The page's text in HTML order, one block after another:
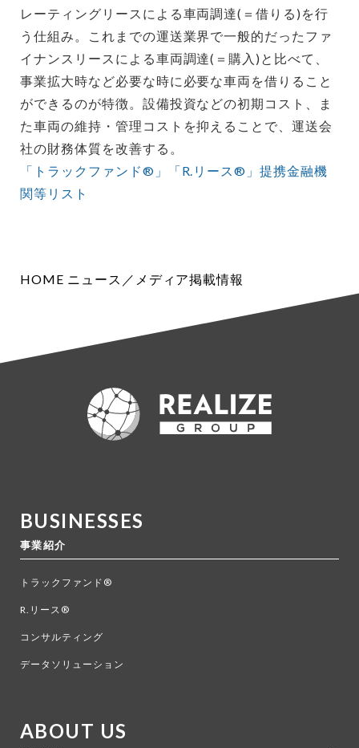
レーティングリースによる車両調達(＝借りる)を行
う仕組み。これまでの運送業界で一般的だったファ
イナンスリースによる車両調達(＝購入)と比べて、
事業拡大時など必要な時に必要な車両を借りること
ができるのが特徴。設備投資などの初期コスト、ま
た車両の維持・管理コストを抑えることで、運送会
社の財務体質を改善する。
「トラックファンド®」「R.リース®」提携金融機
関等リスト
HOME ニュース／メディア掲載情報
BUSINESSES
事業紹介
トラックファンド®
R.リース®
コンサルティング
データソリューション
ABOUT US